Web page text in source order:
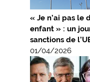
« Je n’ai pas le
enfant » : un
sanctions de
01/04/2026